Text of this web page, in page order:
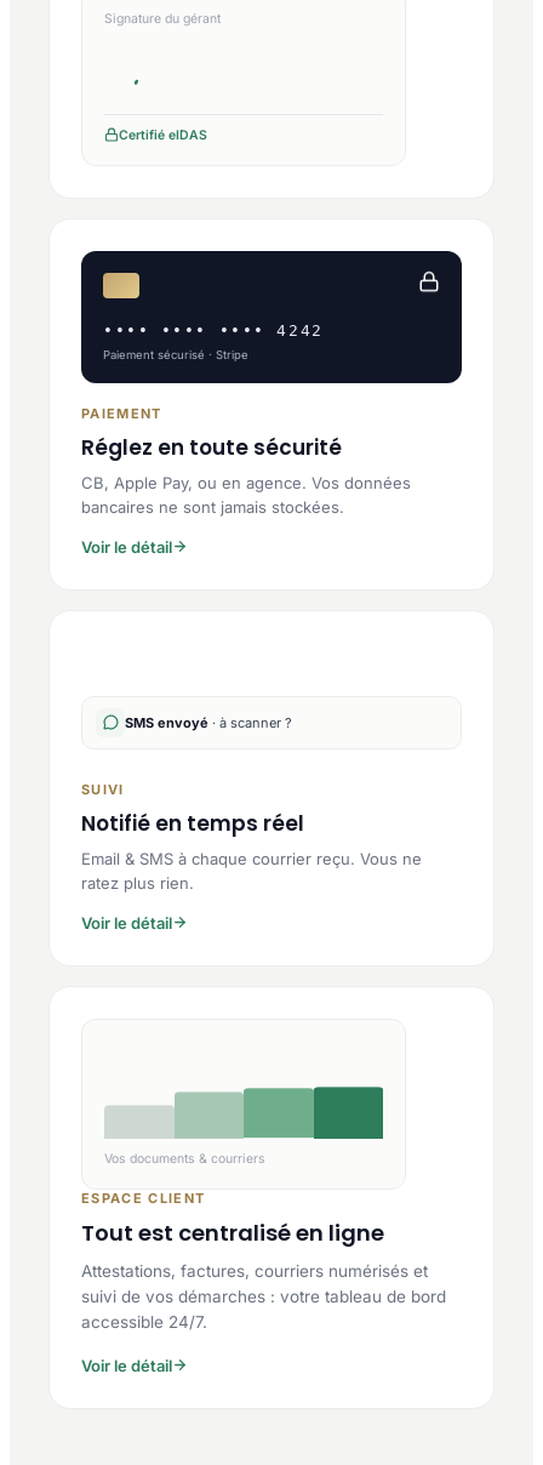
Signature du gérant
Certifié eIDAS
•••• •••• •••• 4242
Paiement sécurisé · Stripe
PAIEMENT
Réglez en toute sécurité
CB, Apple Pay, ou en agence. Vos données
bancaires ne sont jamais stockées.
Voir le détail
SMS envoyé · à scanner ?
SUIVI
Notifié en temps réel
Email & SMS à chaque courrier reçu. Vous ne
ratez plus rien.
Voir le détail
Vos documents & courriers
ESPACE CLIENT
Tout est centralisé en ligne
Attestations, factures, courriers numérisés et
suivi de vos démarches : votre tableau de bord
accessible 24/7.
Voir le détail